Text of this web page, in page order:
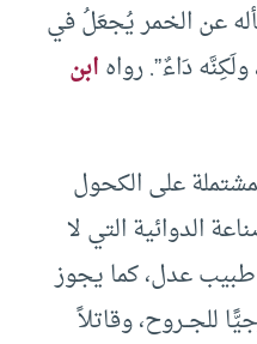
عن الخمر يُجعَلُ في
دَاءٌ”. رواهابن
على الكحول
الدوائية التي لا
عدل، كما يجوز
للجــروح، وقاتلاً